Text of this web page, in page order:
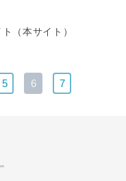
（本サイト）
5 6 7